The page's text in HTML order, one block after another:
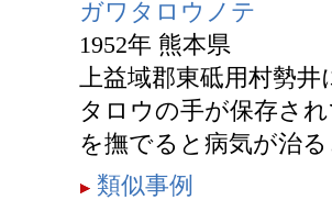
ガワタロウノテ
1952年 熊本県
上益域郡東砥用村勢
タロウの手が保存さ
を撫でると病気が治
類似事例